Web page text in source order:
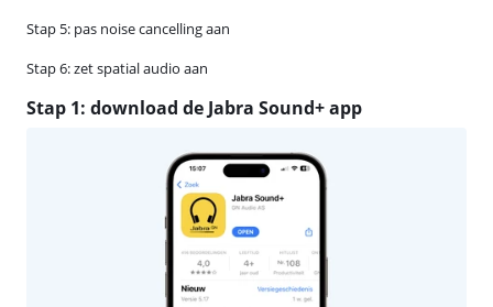
Stap 5: pas noise cancelling aan
Stap 6: zet spatial audio aan
Stap 1: download de Jabra Sound+ app